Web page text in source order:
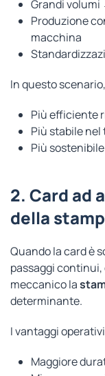
Grandi
Produzione
macchina
In questo
Più efficiente
Più stabile nel
Più
2. Card ad
della
Quando la card è
passaggi
meccanico la
determinante.
I vantaggi
Maggiore